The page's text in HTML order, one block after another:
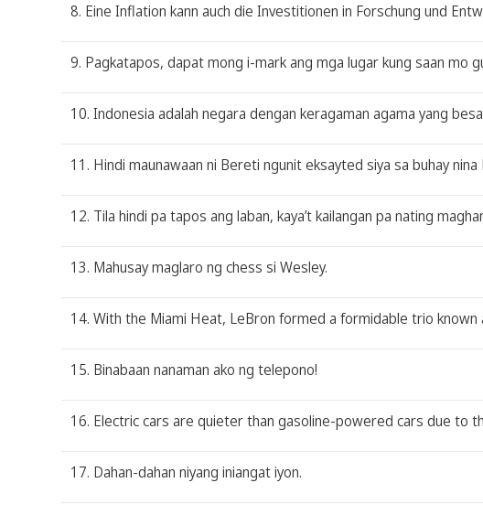
8. Eine Inflation kann auch die Investitionen in Forschung und
9. Pagkatapos, dapat mong i-mark ang mga lugar kung saan
10. Indonesia adalah negara dengan keragaman agama yang
11. Hindi maunawaan ni Bereti ngunit eksayted siya sa buhay nina
12. Tila hindi pa tapos ang laban, kaya’t kailangan pa nating
13. Mahusay maglaro ng chess si Wesley.
14. With the Miami Heat, LeBron formed a formidable trio
15. Binabaan nanaman ako ng telepono!
16. Electric cars are quieter than gasoline-powered cars due to
17. Dahan-dahan niyang iniangat iyon.